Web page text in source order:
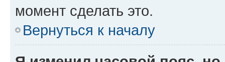
момент сделать это.
Вернуться к началу